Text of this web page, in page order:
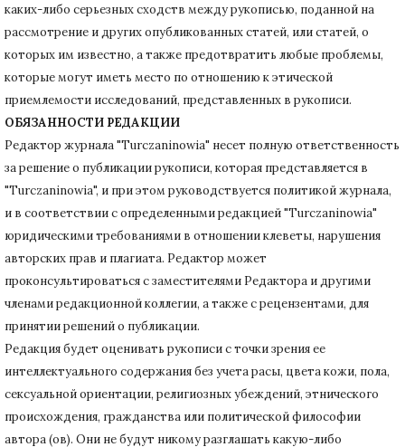
каких-либо серьезных сходств между рукописью, поданной на
рассмотрение и других опубликованных статей, или статей, о
которых им известно, а также предотвратить любые проблемы,
которые могут иметь место по отношению к этической
приемлемости исследований, представленных в рукописи.
ОБЯЗАННОСТИ РЕДАКЦИИ
Редактор журнала "Turczaninowia" несет полную ответственность
за решение о публикации рукописи, которая представляется в
"Turczaninowia", и при этом руководствуется политикой журнала,
и в соответствии с определенными редакцией "Turczaninowia"
юридическими требованиями в отношении клеветы, нарушения
авторских прав и плагиата. Редактор может
проконсультироваться с заместителями Редактора и другими
членами редакционной коллегии, а также с рецензентами, для
принятии решений о публикации.
Редакция будет оценивать рукописи с точки зрения ее
интеллектуального содержания без учета расы, цвета кожи, пола,
сексуальной ориентации, религиозных убеждений, этнического
происхождения, гражданства или политической философии
автора (ов). Они не будут никому разглашать какую-либо